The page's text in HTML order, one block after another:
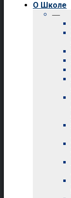
О Школе
—